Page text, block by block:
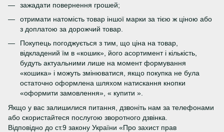
зажадати повернення грошей;
отримати натомість товар іншої марки за тією ж ціною або
з доплатою за дорожчий товар.
Покупець погоджується з тим, що ціна на товар,
відкладений їм в «кошик», його асортимент і кількість,
будуть актуальними лише на момент формування
«кошика» і можуть змінюватися, якщо покупка не була
остаточно оформлена шляхом натискання кнопки
«оформити замовлення», « купити ».
Якщо у вас залишилися питання, дзвоніть нам за телефонами
або скористайтеся послугою зворотного дзвінка.
Відповідно до ст.9 закону України «Про захист прав